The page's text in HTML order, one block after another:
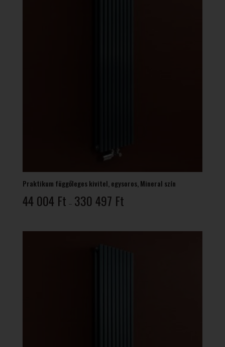
Praktikum függőleges kivitel, egysoros, Mineral szín
44 004 Ft – 330 497 Ft44
-